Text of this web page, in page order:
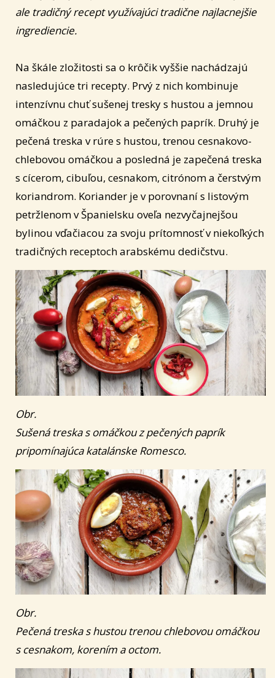
ale tradičný recept využívajúci tradične najlacnejšie
ingrediencie.
Na škále zložitosti sa o krôčik vyššie nachádzajú
nasledujúce tri recepty. Prvý z nich kombinuje
intenzívnu chuť sušenej tresky s hustou a jemnou
omáčkou z paradajok a pečených paprík. Druhý je
pečená treska v rúre s hustou, trenou cesnakovo-
chlebovou omáčkou a posledná je zapečená treska
s cícerom, cibuľou, cesnakom, citrónom a čerstvým
koriandrom. Koriander je v porovnaní s listovým
petržlenom v Španielsku oveľa nezvyčajnejšou
bylinou vďačiacou za svoju prítomnosť v niekoľkých
tradičných receptoch arabskému dedičstvu.
Obr.
Sušená treska s omáčkou z pečených paprík
pripomínajúca katalánske Romesco.
Obr.
Pečená treska s hustou trenou chlebovou omáčkou
s cesnakom, korením a octom.